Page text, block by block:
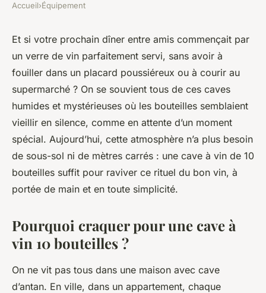
ÉQUIPEMENT
Découvrez la cave a vin 10
bouteilles pour votre cuisine
moderne
Fabien•17/03/2026 08:23•12 min de lecture
Accueil›Équipement
Et si votre prochain dîner entre amis commençait par
un verre de vin parfaitement servi, sans avoir à
fouiller dans un placard poussiéreux ou à courir au
supermarché ? On se souvient tous de ces caves
humides et mystérieuses où les bouteilles semblaient
vieillir en silence, comme en attente d’un moment
spécial. Aujourd’hui, cette atmosphère n’a plus besoin
de sous-sol ni de mètres carrés : une cave à vin de 10
bouteilles suffit pour raviver ce rituel du bon vin, à
portée de main et en toute simplicité.
Pourquoi craquer pour une cave à
vin 10 bouteilles ?
On ne vit pas tous dans une maison avec cave
d’antan. En ville, dans un appartement, chaque